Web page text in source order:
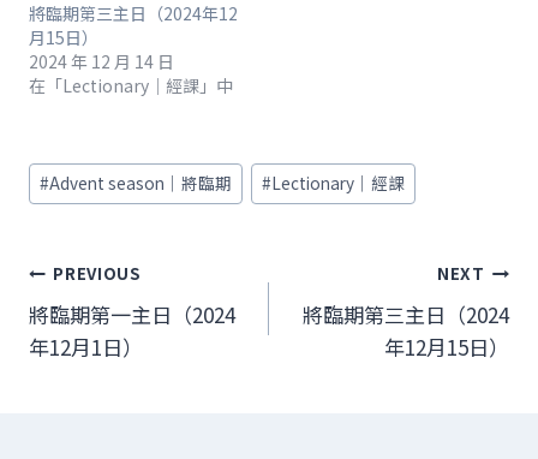
將臨期第三主日（2024年12
月15日）
2024 年 12 月 14 日
在「Lectionary｜經課」中
Post
Tags:
#Advent season｜將臨期 #Lectionary｜經課
文
章
導
PREVIOUS
將臨期第一主日（2024
年12月1日）
NEXT
將臨期第三主日（2024
年12月15日）